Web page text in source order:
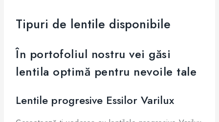
Tipuri de lentile disponibile
În portofoliul nostru vei găsi
lentila optimă pentru nevoile tale
Lentile progresive Essilor Varilux